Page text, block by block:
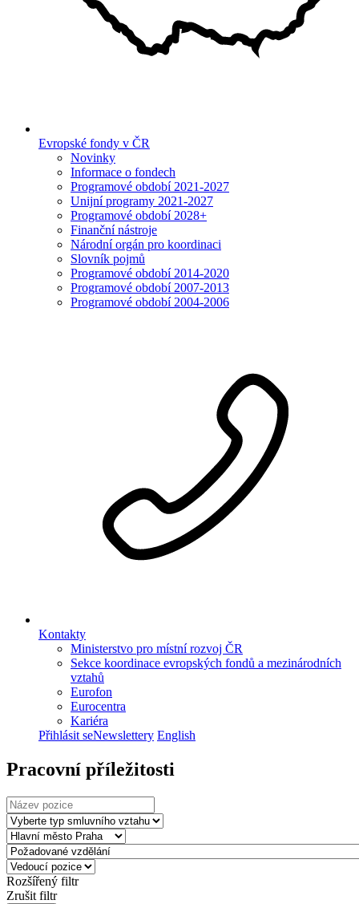
Evropské fondy v ČR
Novinky
Informace o fondech
Programové období 2021-2027
Unijní programy 2021-2027
Programové období 2028+
Finanční nástroje
Národní orgán pro koordinaci
Slovník pojmů
Programové období 2014-2020
Programové období 2007-2013
Programové období 2004-2006
Kontakty
Ministerstvo pro místní rozvoj ČR
Sekce koordinace evropských fondů a mezinárodních
vztahů
Eurofon
Eurocentra
Kariéra
Přihlásit seNewslettery English
Pracovní příležitosti
Rozšířený filtr
Zrušit filtr